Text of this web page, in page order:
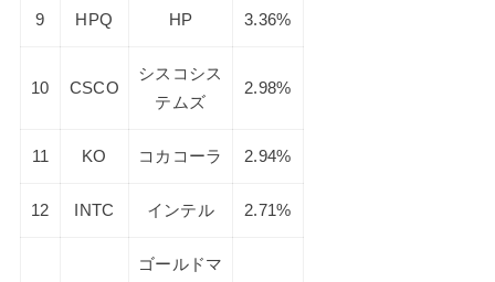
9 HPQ HP 3.36%
10 CSCO
シスコシス
テムズ
2.98%
11 KO コカコーラ 2.94%
12 INTC インテル 2.71%
ゴールドマ